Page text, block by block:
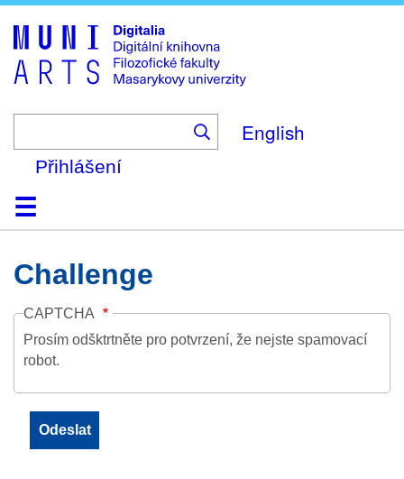
to
main
content
English
Přihlášení
DomůKolekce
Prohlížení
Vyhledávání
O platformě
Nápověda
KontaktDigitalia
Challenge
CAPTCHA
Prosím odšktrtněte pro potvrzení, že nejste spamovací
robot.